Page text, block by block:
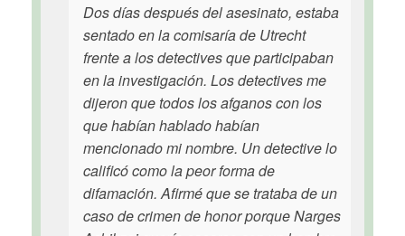
Dos días después del asesinato, estaba
sentado en la comisaría de Utrecht
frente a los detectives que participaban
en la investigación. Los detectives me
dijeron que todos los afganos con los
que habían hablado habían
mencionado mi nombre. Un detective lo
calificó como la peor forma de
difamación. Afirmé que se trataba de un
caso de crimen de honor porque Narges